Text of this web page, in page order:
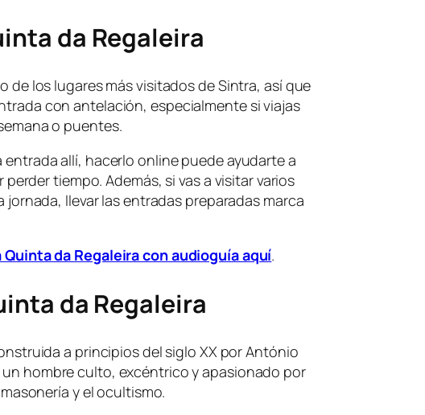
da Regaleira
de los lugares más visitados de Sintra, así que
con antelación, especialmente si viajas
o puentes.
allí, hacerlo online puede ayudarte a
tiempo. Además, si vas a visitar varios
jornada, llevar las entradas preparadas marca
Quinta da Regaleira con audioguía aquí.
da Regaleira
a principios del siglo XX por António
hombre culto, excéntrico y apasionado por
y el ocultismo.